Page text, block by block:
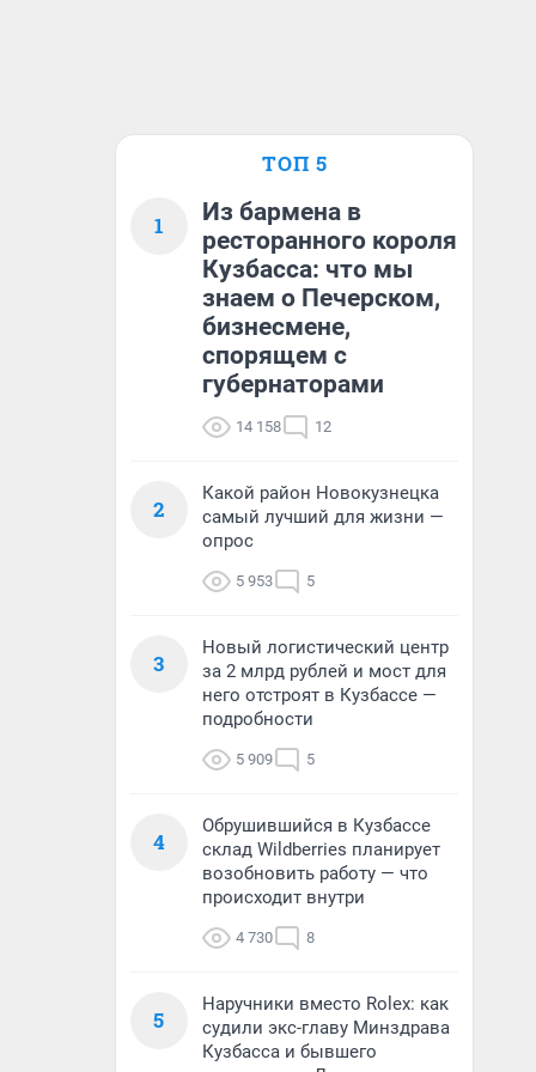
ТОП 5
1
Из бармена в
ресторанного короля
Кузбасса: что мы
знаем о Печерском,
бизнесмене,
спорящем с
губернаторами
14 158 12
2
Какой район Новокузнецка
самый лучший для жизни —
опрос
5 953 5
3
Новый логистический центр
за 2 млрд рублей и мост для
него отстроят в Кузбассе —
подробности
5 909 5
4
Обрушившийся в Кузбассе
склад Wildberries планирует
возобновить работу — что
происходит внутри
4 730 8
5
Наручники вместо Rolex: как
судили экс-главу Минздрава
Кузбасса и бывшего